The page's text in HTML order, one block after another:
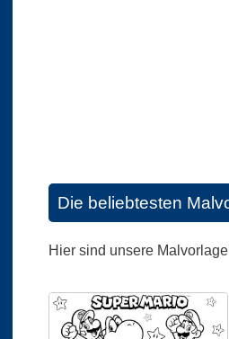
Die beliebtesten
Hier sind unsere